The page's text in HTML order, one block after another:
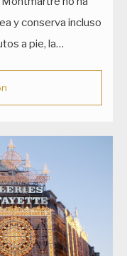
y conserva incluso
a pie, la…